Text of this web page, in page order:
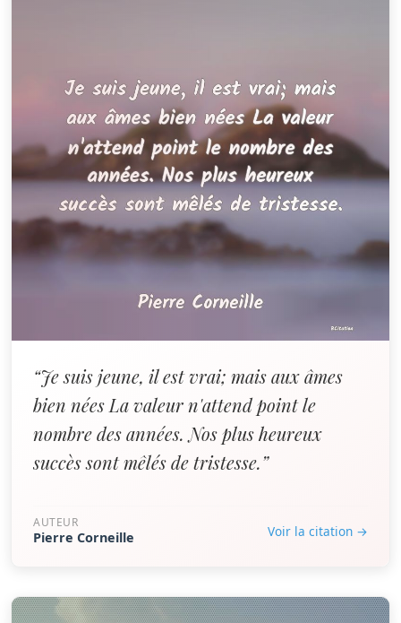
“Je suis jeune, il est vrai; mais aux âmes
bien nées La valeur n'attend point le
nombre des années. Nos plus heureux
succès sont mêlés de tristesse.”
AUTEUR
Pierre Corneille Voir la citation →